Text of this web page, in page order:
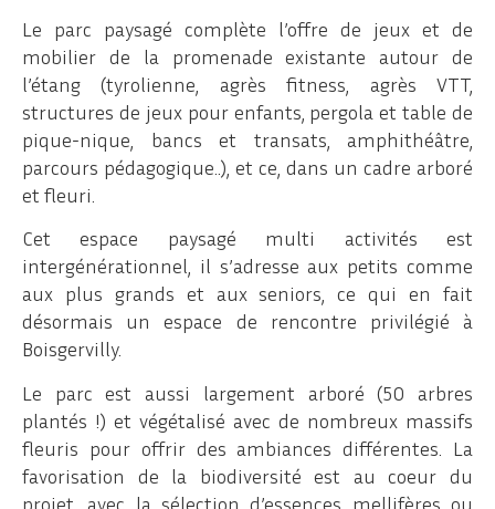
Le parc paysagé complète l’offre de jeux et de
mobilier de la promenade existante autour de
l’étang (tyrolienne, agrès fitness, agrès VTT,
structures de jeux pour enfants, pergola et table de
pique-nique, bancs et transats, amphithéâtre,
parcours pédagogique..), et ce, dans un cadre arboré
et fleuri.
Cet espace paysagé multi activités est
intergénérationnel, il s’adresse aux petits comme
aux plus grands et aux seniors, ce qui en fait
désormais un espace de rencontre privilégié à
Boisgervilly.
Le parc est aussi largement arboré (50 arbres
plantés !) et végétalisé avec de nombreux massifs
fleuris pour offrir des ambiances différentes. La
favorisation de la biodiversité est au coeur du
projet, avec la sélection d’essences mellifères ou